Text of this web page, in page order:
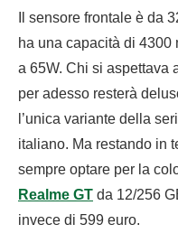
Il sensore frontale è da
ha una capacità di
a 65W. Chi si aspettava
per adesso resterà
l’unica variante della
italiano. Ma restando in
sempre optare per la
Realme GT da 12/256
invece di 599 euro.